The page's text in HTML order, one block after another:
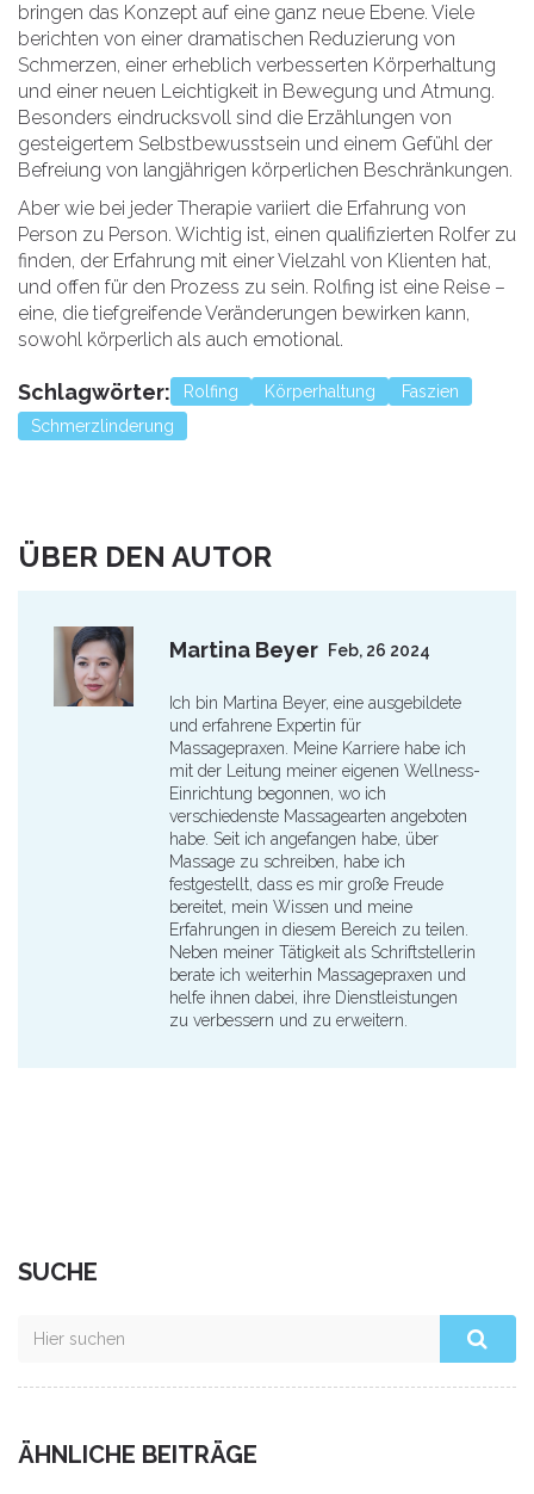
bringen das Konzept auf eine ganz neue Ebene. Viele
berichten von einer dramatischen Reduzierung von
Schmerzen, einer erheblich verbesserten Körperhaltung
und einer neuen Leichtigkeit in Bewegung und Atmung.
Besonders eindrucksvoll sind die Erzählungen von
gesteigertem Selbstbewusstsein und einem Gefühl der
Befreiung von langjährigen körperlichen Beschränkungen.
Aber wie bei jeder Therapie variiert die Erfahrung von
Person zu Person. Wichtig ist, einen qualifizierten Rolfer zu
finden, der Erfahrung mit einer Vielzahl von Klienten hat,
und offen für den Prozess zu sein. Rolfing ist eine Reise –
eine, die tiefgreifende Veränderungen bewirken kann,
sowohl körperlich als auch emotional.
Schlagwörter: Rolfing Körperhaltung
Faszien
Schmerzlinderung
ÜBER DEN AUTOR
Martina Beyer Feb, 26 2024
Ich bin Martina Beyer, eine ausgebildete
und erfahrene Expertin für
Massagepraxen. Meine Karriere habe ich
mit der Leitung meiner eigenen Wellness-
Einrichtung begonnen, wo ich
verschiedenste Massagearten angeboten
habe. Seit ich angefangen habe, über
Massage zu schreiben, habe ich
festgestellt, dass es mir große Freude
bereitet, mein Wissen und meine
Erfahrungen in diesem Bereich zu teilen.
Neben meiner Tätigkeit als Schriftstellerin
berate ich weiterhin Massagepraxen und
helfe ihnen dabei, ihre Dienstleistungen
zu verbessern und zu erweitern.
SUCHE
ÄHNLICHE BEITRÄGE